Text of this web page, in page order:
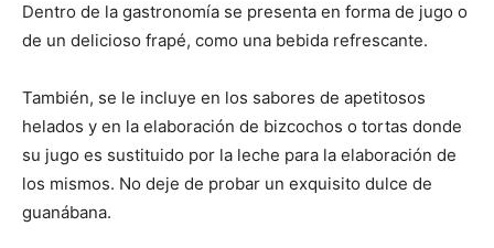
Dentro de la gastronomía se presenta en forma de jugo o
de un delicioso frapé, como una bebida refrescante.
También, se le incluye en los sabores de apetitosos
helados y en la elaboración de bizcochos o tortas donde
su jugo es sustituido por la leche para la elaboración de
los mismos. No deje de probar un exquisito dulce de
guanábana.